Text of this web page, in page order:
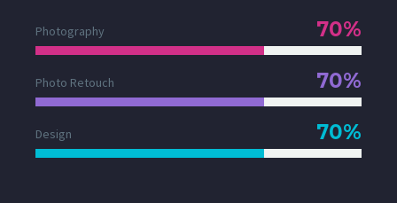
Photography 70%
Photo Retouch 70%
Design 70%